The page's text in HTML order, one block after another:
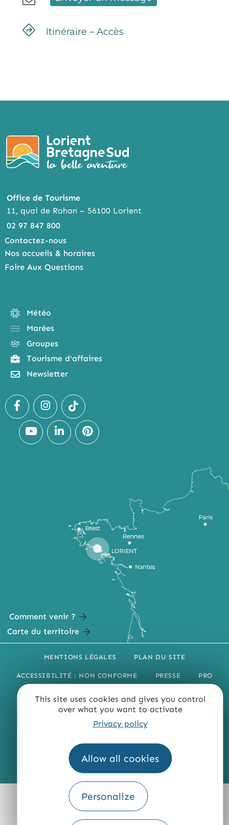
This site uses cookies and gives you control
over what you want to activate
Privacy policy
Allow all cookies
Personalize
Itinéraire – Accès
Office de Tourisme
11, quai de Rohan – 56100 Lorient
02 97 847 800
Contactez-nous
Nos accueils & horaires
Foire Aux Questions
Météo
Marées
Groupes
Tourisme d'affaires
Newsletter
Comment venir ?
Carte du territoire
MENTIONS LÉGALES PLAN DU SITE
ACCESSIBILITÉ : NON CONFORME PRESSE PRO
Fourni par
Traduction